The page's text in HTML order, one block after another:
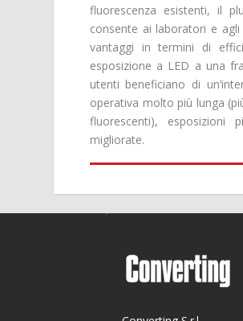
fluorescenza esistenti, il
consente ai laboratori e
vantaggi in termini di
esposizione a LED a una
utenti beneficiano di
operativa molto più lunga
fluorescenti), esposizioni
migliorate.